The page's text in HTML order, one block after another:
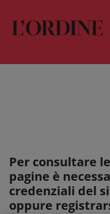
Per consultare
pagine è
credenziali del
oppure